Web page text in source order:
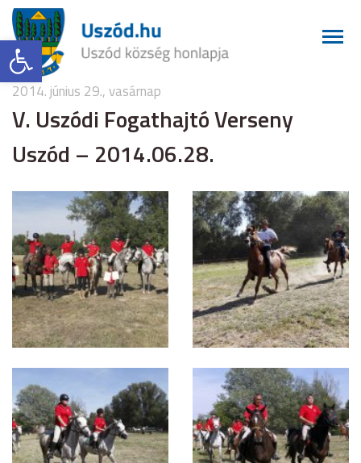
Eszköztár megnyitása
2014. június 29., vasárnap
V. Uszódi Fogathajtó Verseny
Uszód – 2014.06.28.